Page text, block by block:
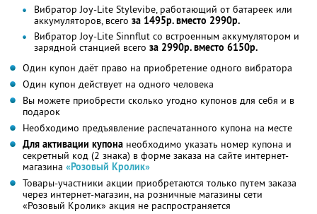
Вибратор Joy-Lite Stylevibe, работающий от батареек или
аккумуляторов, всего за 1495р. вместо 2990р.
Вибратор Joy-Lite Sinnflut со встроенным аккумулятором и
зарядной станцией всего за 2990р. вместо 6150р.
Один купон даёт право на приобретение одного вибратора
Один купон действует на одного человека
Вы можете приобрести сколько угодно купонов для себя и в
подарок
Необходимо предъявление распечатанного купона на месте
Для активации купона необходимо указать номер купона и
секретный код (2 знака) в форме заказа на сайте интернет-
магазина «Розовый Кролик»
Товары-участники акции приобретаются только путем заказа
через интернет-магазин, на розничные магазины сети
«Розовый Кролик» акция не распространяется